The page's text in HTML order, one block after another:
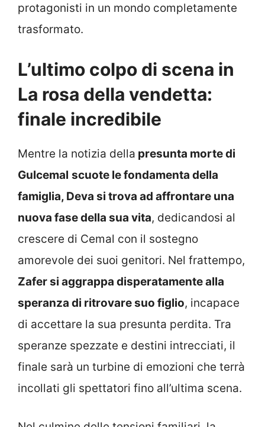
protagonisti in un mondo completamente
trasformato.
L’ultimo colpo di scena in
La rosa della vendetta:
finale incredibile
Mentre la notizia della presunta morte di
Gulcemal scuote le fondamenta della
famiglia, Deva si trova ad affrontare una
nuova fase della sua vita, dedicandosi al
crescere di Cemal con il sostegno
amorevole dei suoi genitori. Nel frattempo,
Zafer si aggrappa disperatamente alla
speranza di ritrovare suo figlio, incapace
di accettare la sua presunta perdita. Tra
speranze spezzate e destini intrecciati, il
finale sarà un turbine di emozioni che terrà
incollati gli spettatori fino all’ultima scena.